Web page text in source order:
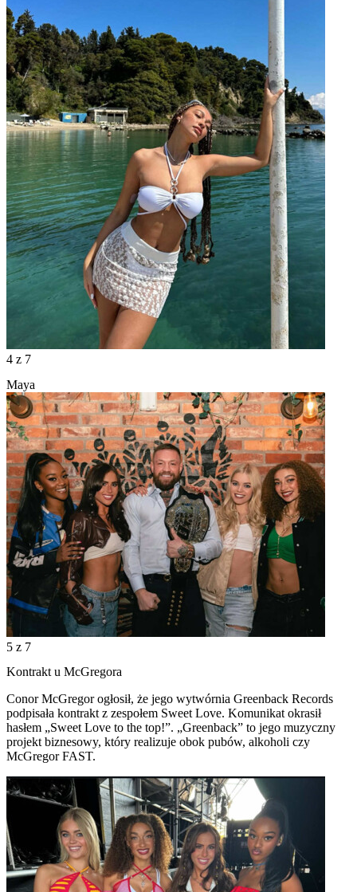
4 z 7
Maya
5 z 7
Kontrakt u McGregora
Conor McGregor ogłosił, że jego wytwórnia Greenback Records
podpisała kontrakt z zespołem Sweet Love. Komunikat okrasił
hasłem „Sweet Love to the top!”. „Greenback” to jego muzyczny
projekt biznesowy, który realizuje obok pubów, alkoholi czy
McGregor FAST.